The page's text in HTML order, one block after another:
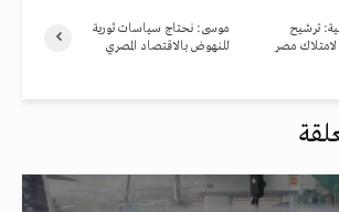
موسى: نحتاج سياسات ثورية
للنهوض بالاقتصاد المصري
ترشيح
مصر